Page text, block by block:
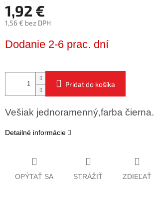
1,92 €
1,56 € bez DPH
cena:
Dodanie 2-6 prac. dní
Pridať do košíka
Vešiak jednoramenný,farba čierna.
Detailné informácie
OPÝTAŤ SA STRÁŽIŤ ZDIEĽAŤ